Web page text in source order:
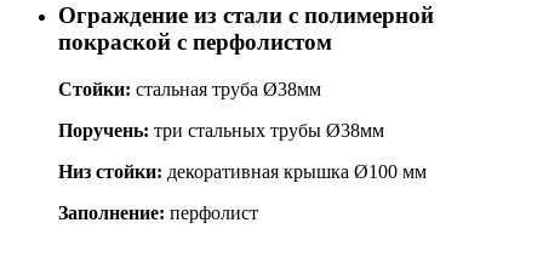
Ограждение из стали с полимерной
покраской с перфолистом
Стойки: стальная труба Ø38мм
Поручень: три стальных трубы Ø38мм
Низ стойки: декоративная крышка Ø100 мм
Заполнение: перфолист